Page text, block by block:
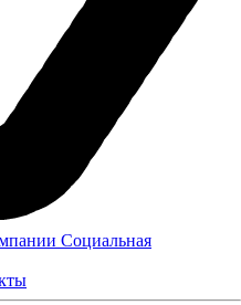
Социальная
в праздновании